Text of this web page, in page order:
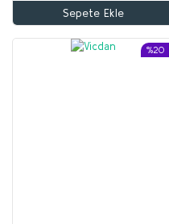
Sepete Ekle
%20